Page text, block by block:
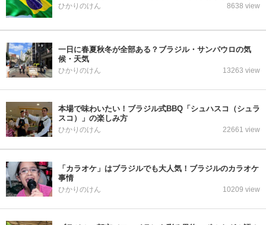
ひかりのけん 8638 view
一日に春夏秋冬が全部ある？ブラジル・サンパウロの気
候・天気
ひかりのけん 13263 view
本場で味わいたい！ブラジル式BBQ「シュハスコ（シュラ
スコ）」の楽しみ方
ひかりのけん 22661 view
「カラオケ」はブラジルでも大人気！ブラジルのカラオケ
事情
ひかりのけん 10209 view